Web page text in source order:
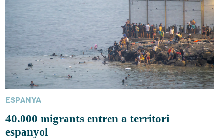
ESPANYA
40.000 migrants entren a territori
espanyol